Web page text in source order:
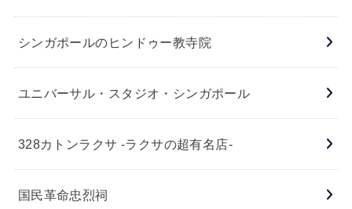
シンガポールのヒンドゥー教寺院
ユニバーサル・スタジオ・シンガポール
328カトンラクサ -ラクサの超有名店-
国民革命忠烈祠